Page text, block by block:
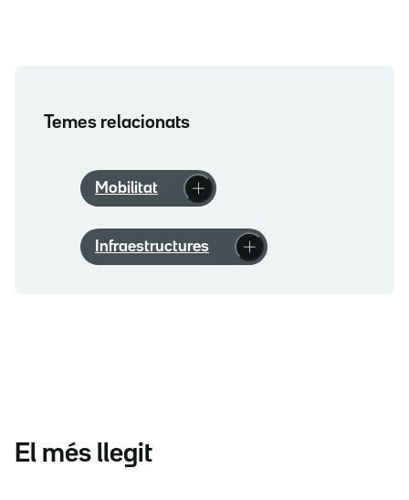
Temes relacionats
Mobilitat
Infraestructures
El més llegit